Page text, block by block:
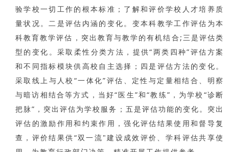
验学校一切工作的根本标准；了解和评价学校人才培养质
量状况。二是评估内涵的变化。变本科教学工作评估为本
科教育教学评估，突出教育与教学的有机结合;三是评估类
型的变化。采取柔性分类方法，提供“两类四种”评估方案
和不同指标模块供高校自主选择；四是评估方法的变化。
采取线上与人校“一体化”评估、定性与定量相结合、明察
与暗访相结合等方式，当好“医生”和“教练”，为学校“诊断
把脉”，突出评估为学校服务；五是评估功能的变化。突出
评估的激励作用和约束作用，强化评估结果使用和督导复
查，评价结果供“双一流"建设成效评价、学科评估共享使